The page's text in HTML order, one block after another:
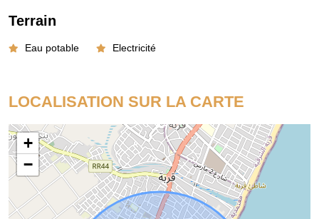
Terrain
Eau potable Electricité
LOCALISATION SUR LA CARTE
+
−